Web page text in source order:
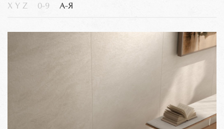
X Y Z 0-9 А-Я